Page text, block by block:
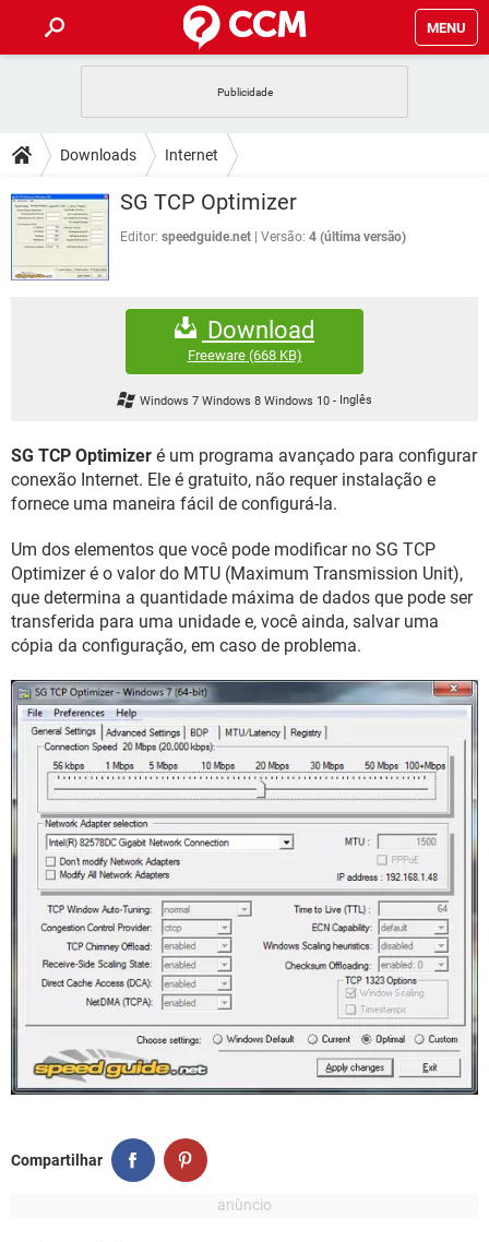
MENU
CELULAR
OUTLOOK EXCEL
INSTAGRAM GMAIL
GUIA DE COMPRAS
DICAS
JOGOS
CELULAR
DOWNLOADS
JOGOS WHATSAPP
CELULAR
EXCEL
GMAIL
FÓRUM
FACEBOOK
EXCEL
GMAIL
WHATSAPP
INSTAGRAM GMAIL
Downloads Internet
SG TCP Optimizer
Editor: speedguide.net Versão: 4 (última versão)
Download
Freeware(668 KB)
Windows 7 Windows 8 Windows 10 - Inglês
SG TCP Optimizer é um programa avançado para configurar
conexão Internet. Ele é gratuito, não requer instalação e
fornece uma maneira fácil de configurá-la.
Um dos elementos que você pode modificar no SG TCP
Optimizer é o valor do MTU (Maximum Transmission Unit),
que determina a quantidade máxima de dados que pode ser
transferida para uma unidade e, você ainda, salvar uma
cópia da configuração, em caso de problema.
Compartilhar